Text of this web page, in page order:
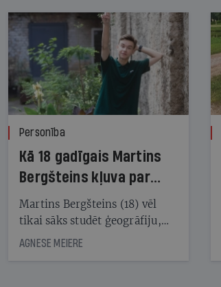
Personība
Kā 18 gadīgais Martins
Bergšteins kļuva par
laika ziņu seju?
Martins Bergšteins (18) vēl
tikai sāks studēt ģeogrāfiju,
bet viņa sacītajam jau uzticas
AGNESE MEIERE